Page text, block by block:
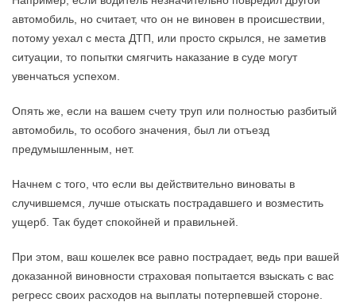
автомобиль, но считает, что он не виновен в происшествии,
потому уехал с места ДТП, или просто скрылся, не заметив
ситуации, то попытки смягчить наказание в суде могут
увенчаться успехом.
Опять же, если на вашем счету труп или полностью разбитый
автомобиль, то особого значения, был ли отъезд
предумышленным, нет.
Начнем с того, что если вы действительно виноваты в
случившемся, лучше отыскать пострадавшего и возместить
ущерб. Так будет спокойней и правильней.
При этом, ваш кошелек все равно пострадает, ведь при вашей
доказанной виновности страховая попытается взыскать с вас
регресс своих расходов на выплаты потерпевшей стороне.